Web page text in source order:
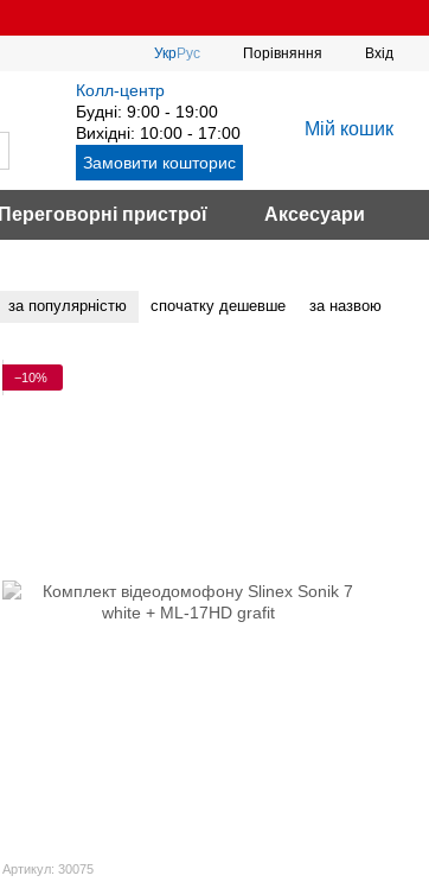
УкрРус Порівняння Вхід
Колл-центр
Будні: 9:00 - 19:00
Вихідні: 10:00 - 17:00
Замовити кошторис
Мій кошик
Переговорні пристрої Аксесуари
за популярністю спочатку дешевше за назвою
−10%
Артикул: 30075